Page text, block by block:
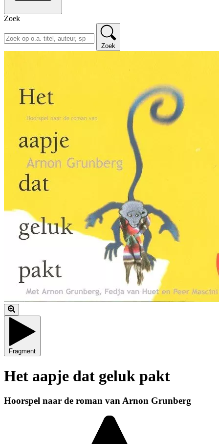
Zoek
Zoek
Fragment
Het aapje dat geluk pakt
Hoorspel naar de roman van Arnon Grunberg